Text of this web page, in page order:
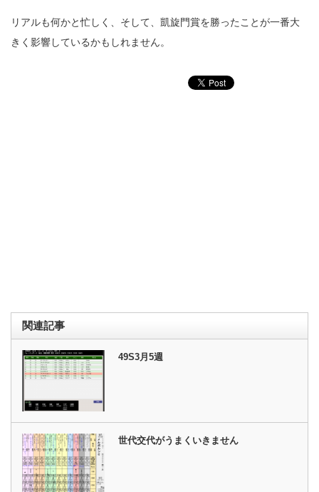
リアルも何かと忙しく、そして、凱旋門賞を勝ったことが一番大
きく影響しているかもしれません。
関連記事
49S3月5週
世代交代がうまくいきません